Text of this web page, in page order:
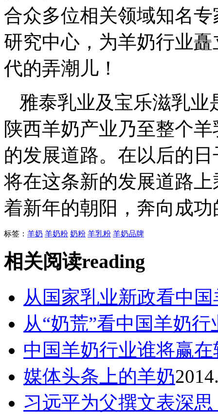
合众多位相关领域知名
研究中心，为羊奶行业
代的弄潮儿！
雅泰乳业及宝乐滋乳业
陕西羊奶产业乃至整个
的发展道路。在以后的
将在这条新的发展道路
着新年的朝阳，奔向成
标签： 羊奶 羊奶粉 奶粉 羊乳粉 羊奶品牌
相关阅读reading
从国家乳业新政看中
从“奶荒”看中国羊奶
中国羊奶行业谁将赢
媒体头条上的羊奶
习远平为父撰文表深